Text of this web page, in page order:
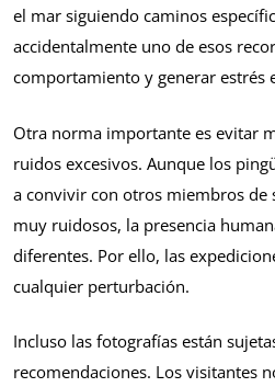
el mar siguiendo caminos
accidentalmente uno de esos
comportamiento y generar estrés
Otra norma importante es evitar
ruidos excesivos. Aunque los
a convivir con otros miembros de
muy ruidosos, la presencia
diferentes. Por ello, las
cualquier perturbación.
Incluso las fotografías están
recomendaciones. Los visitantes